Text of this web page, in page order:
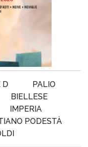
D
PALIO
BIELLESE
IMPERIA
PODESTÀ